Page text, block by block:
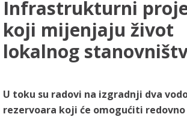
Infrastrukturni
koji mijenjaju život
lokalnog
U toku su radovi na izgradnji dva
rezervoara koji će omogućiti redovno